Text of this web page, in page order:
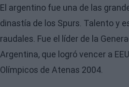
El argentino fue una de las
dinastía de los Spurs. Talento y
raudales. Fue el líder de la
Argentina, que logró vencer a
Olímpicos de Atenas 2004.